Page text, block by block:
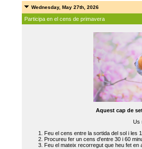
Wednesday, May 27th, 2026
Participa en el cens de primavera
Aquest cap de
Us
Feu el cens entre la sortida del sol i les
Procureu fer un cens d'entre 30 i 60
Feu el mateix recorregut que heu fet en